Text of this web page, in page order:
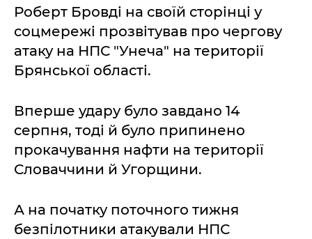
Роберт Бровді на своїй сторінці у
соцмережі прозвітував про чергову
атаку на НПС "Унеча" на території
Брянської області.
Вперше удару було завдано 14
серпня, тоді й було припинено
прокачування нафти на території
Словаччини й Угорщини.
А на початку поточного тижня
безпілотники атакували НПС